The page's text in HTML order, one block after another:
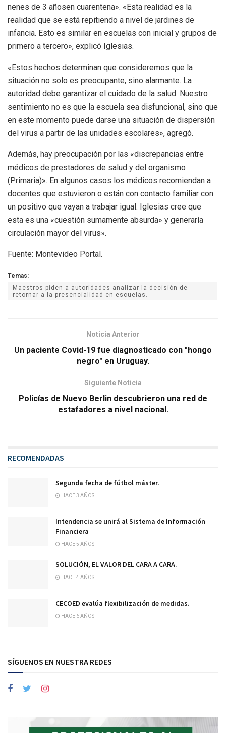
nenes de 3 añosen cuarentena». «Esta realidad es la
realidad que se está repitiendo a nivel de jardines de
infancia. Esto es similar en escuelas con inicial y grupos de
primero a tercero», explicó Iglesias.
«Estos hechos determinan que consideremos que la
situación no solo es preocupante, sino alarmante. La
autoridad debe garantizar el cuidado de la salud. Nuestro
sentimiento no es que la escuela sea disfuncional, sino que
en este momento puede darse una situación de dispersión
del virus a partir de las unidades escolares», agregó.
Además, hay preocupación por las «discrepancias entre
médicos de prestadores de salud y del organismo
(Primaria)». En algunos casos los médicos recomiendan a
docentes que estuvieron o están con contacto familiar con
un positivo que vayan a trabajar igual. Iglesias cree que
esta es una «cuestión sumamente absurda» y generaría
circulación mayor del virus».
Fuente: Montevideo Portal.
Temas:
Maestros piden a autoridades analizar la decisión de
retornar a la presencialidad en escuelas.
Noticia Anterior
Un paciente Covid-19 fue diagnosticado con "hongo
negro" en Uruguay.
Siguiente Noticia
Policías de Nuevo Berlin descubrieron una red de
estafadores a nivel nacional.
RECOMENDADAS
Segunda fecha de fútbol máster.
HACE 3 AÑOS
Intendencia se unirá al Sistema de Información
Financiera
HACE 5 AÑOS
SOLUCIÓN, EL VALOR DEL CARA A CARA.
HACE 4 AÑOS
CECOED evalúa flexibilización de medidas.
HACE 6 AÑOS
SÍGUENOS EN NUESTRA REDES